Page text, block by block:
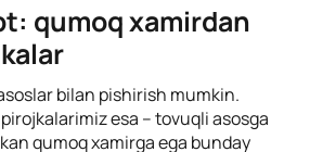
qumoq xamirdan
bilan pishirish mumkin.
esa – tovuqli asosga
qumoq xamirga ega bunday